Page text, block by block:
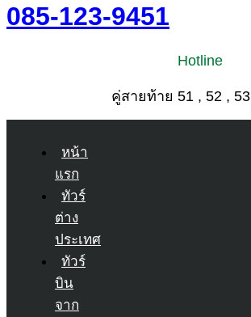
085-123-9451
Hotline
คู่สายท้าย 51 , 52 , 53
หน้า
แรก
ทัวร์
ต่าง
ประเทศ
ทัวร์
บิน
จาก